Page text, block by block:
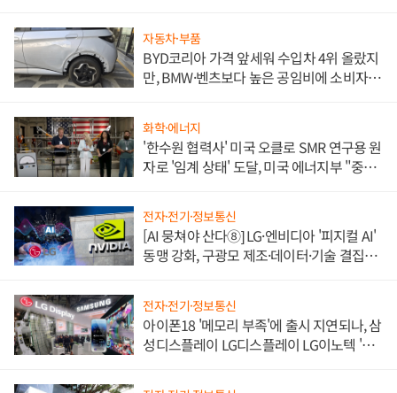
자동차·부품
BYD코리아 가격 앞세워 수입차 4위 올랐지
만, BMW·벤츠보다 높은 공임비에 소비자
화학·에너지
'한수원 협력사' 미국 오클로 SMR 연구용 원
자로 '임계 상태' 도달, 미국 에너지부 "중요
전자·전기·정보통신
[AI 뭉쳐야 산다⑧] LG·엔비디아 '피지컬 AI'
동맹 강화, 구광모 제조·데이터·기술 결집
전자·전기·정보통신
아이폰18 '메모리 부족'에 출시 지연되나, 삼
성디스플레이 LG디스플레이 LG이노텍 '탈